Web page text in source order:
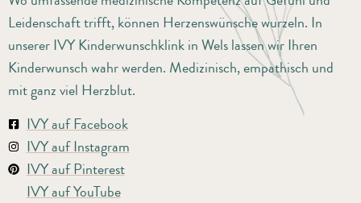
Leidenschaft trifft, können Herzenswünsche wurzeln. In
unserer IVY Kinderwunschklink in Wels lassen wir Ihren
Kinderwunsch wahr werden. Medizinisch, empathisch und
mit ganz viel Herzblut.
IVY auf Facebook
IVY auf Instagram
IVY auf Pinterest
IVY auf YouTube